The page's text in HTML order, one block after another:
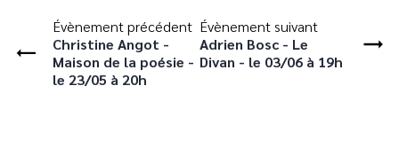
Évènement précédent
Christine Angot -
Maison de la poésie -
le 23/05 à 20h
Évènement suivant
Adrien Bosc - Le
Divan - le 03/06 à 19h